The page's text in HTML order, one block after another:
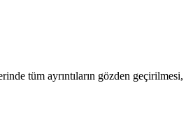
tüm ayrıntıların gözden